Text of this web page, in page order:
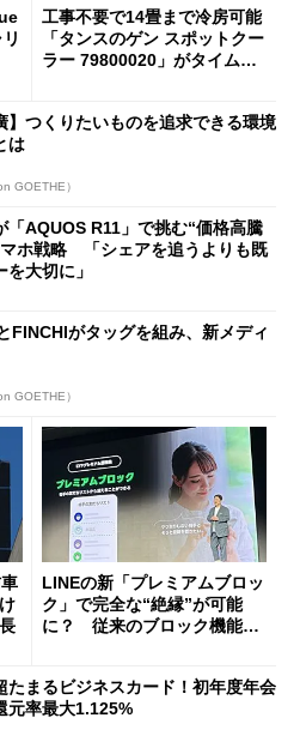
工事不要で14畳まで冷房可能
「タンスのゲン スポットクー
ラー 79800020」がタイムセ
】つくりたいものを追求できる環境
は
GOETHE）
「AQUOS R11」で挑む“価格高騰
ホ戦略 「シェアを追うよりも既
大切に」
FINCHIがタッグを組み、新メディ
GOETHE）
LINEの新「プレミアムブロッ
ク」で完全な“絶縁”が可能
に？ 従来のブロック機能と
たまるビジネスカード！初年度年会
元率最大1.125%